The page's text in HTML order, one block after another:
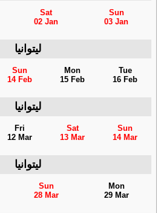
Sat
02 Jan
Sun
03 Jan
ليتوانيا
Sun
14 Feb
Mon
15 Feb
Tue
16 Feb
ليتوانيا
Fri
12 Mar
Sat
13 Mar
Sun
14 Mar
ليتوانيا
Sun
28 Mar
Mon
29 Mar